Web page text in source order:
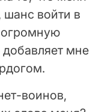
шанс войти в
мне
воинов,